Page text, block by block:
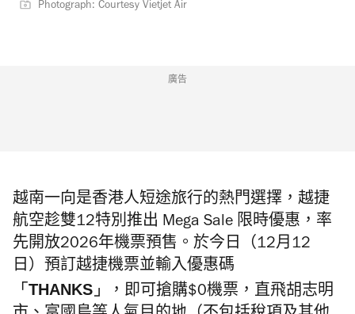
Photograph: Courtesy Vietjet Air
廣告
越南一向是香港人短途旅行的熱門選擇，越捷
航空趁雙12特別推出 Mega Sale 限時優惠，率
先開放2026年機票預售。於今日（12月12
日） 預訂越捷機票並輸入優惠碼
「 THANKS 」
，即可搶購$0機票，直飛胡志明